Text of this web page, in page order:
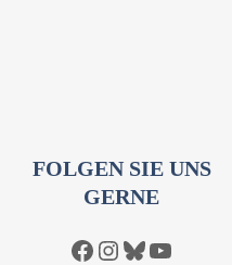
FOLGEN SIE UNS
GERNE
Facebook Instagram Bluesky YouTube